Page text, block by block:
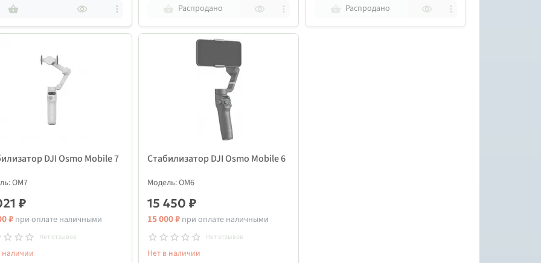
Распродано Распродано
DJI Osmo Mobile 7
OM7
₽
₽при оплате наличными
Нет отзывов
наличии
Стабилизатор DJI Osmo Mobile 6
Модель: OM6
15 450 ₽
15 000 ₽ при оплате наличными
Нет отзывов
Нет в наличии